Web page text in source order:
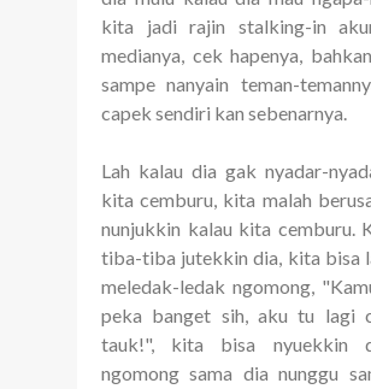
kita jadi rajin stalking-in
medianya, cek hapenya,
sampe nanyain teman-
capek sendiri kan sebenarnya.
Lah kalau dia gak nyadar-
kita cemburu, kita malah
nunjukkin kalau kita cemburu.
tiba-tiba jutekkin dia, kita bisa
meledak-ledak ngomong,
peka banget sih, aku tu lagi
tauk!", kita bisa nyuekkin
ngomong sama dia nunggu